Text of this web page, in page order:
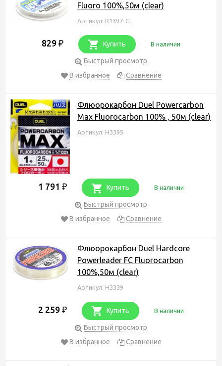
Fluoro 100%,50м (clear)
Артикул: R1397-CL
829 ₽ Купить В наличии
Быстрый просмотр
В избранное
Сравнение
Флюорокарбон Duel Powercarbon
Max Fluorocarbon 100% , 50м (clear)
Артикул: H3395
1 791 ₽ Купить В наличии
Быстрый просмотр
В избранное
Сравнение
Флюорокарбон Duel Hardcore
Powerleader FC Fluorocarbon
100%,50м (clear)
Артикул: H3339
2 259 ₽ Купить В наличии
Быстрый просмотр
В избранное
Сравнение